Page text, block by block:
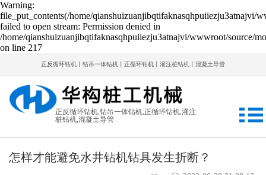
Warning:
file_put_contents(/home/qianshuizuanjibqtifaknasqhpuiiezju3atnajvi/
failed to open stream: Permission denied in
/home/qianshuizuanjibqtifaknasqhpuiiezju3atnajvi/wwwroot/source/
on line 217
正反循环钻机丨钻吊一体钻机丨正循环钻机丨灌注桩钻机丨混凝土导管
正反循环钻机,钻吊一体钻机,正循环钻机,灌注
桩钻机,混凝土导管
怎样才能避免水井钻机钻具发生折断？